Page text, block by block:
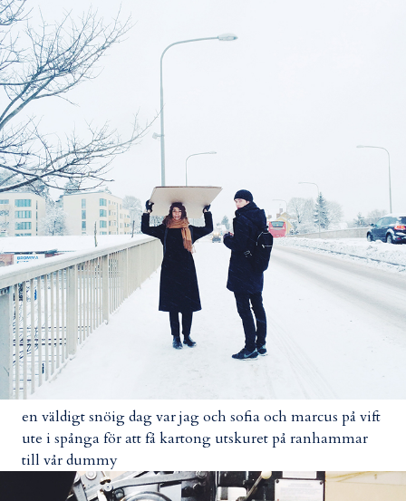
en väldigt snöig dag var jag och sofia och marcus på vift
ute i spånga för att få kartong utskuret på ranhammar
till vår dummy